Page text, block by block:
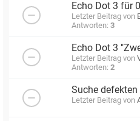
Echo Dot 3 für
Letzter Beitrag von
Antworten: 3
Echo Dot 3
Letzter Beitrag von
Antworten: 2
Suche defekten
Letzter Beitrag von